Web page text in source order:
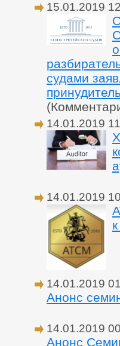
15.01.2019
судами
14.01.2019
14.01.2019
14.01.2019
Анонс
14.01.2019
Анонс